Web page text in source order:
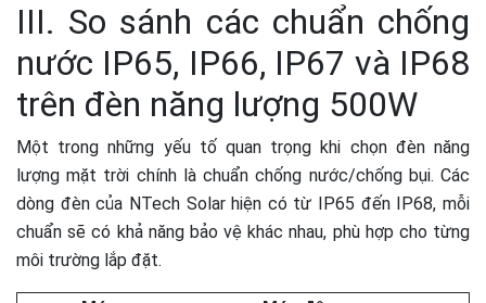
III. So sánh các chuẩn chống
nước IP65, IP66, IP67 và IP68
trên đèn năng lượng 500W
Một trong những yếu tố quan trọng khi chọn đèn năng
lượng mặt trời chính là chuẩn chống nước/chống bụi. Các
dòng đèn của NTech Solar hiện có từ IP65 đến IP68, mỗi
chuẩn sẽ có khả năng bảo vệ khác nhau, phù hợp cho từng
môi trường lắp đặt.